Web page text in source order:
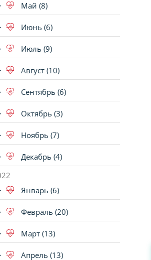
Май (8)
Июнь (6)
Июль (9)
Август (10)
Сентябрь (6)
Октябрь (3)
Ноябрь (7)
Декабрь (4)
Январь (6)
Февраль (20)
Март (13)
Апрель (13)